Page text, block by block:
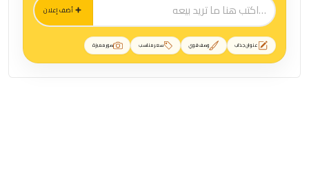
أضف إعلان
عنوان جذاب وصف قوي سعر مناسب صور مميزة